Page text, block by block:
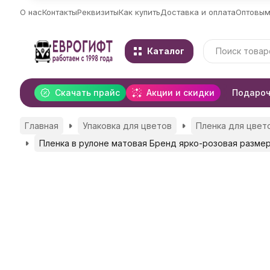
О насКонтактыРеквизитыКак купитьДоставка и оплата
Каталог
Скачать прайс Акции и скидки
Главная Упаковка для цветов
Пленка для
Пленка в рулоне матовая Бренд ярко-розовая